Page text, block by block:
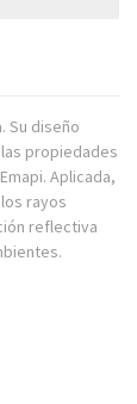
Su diseño
propiedades
Aplicada,
rayos
reflectiva